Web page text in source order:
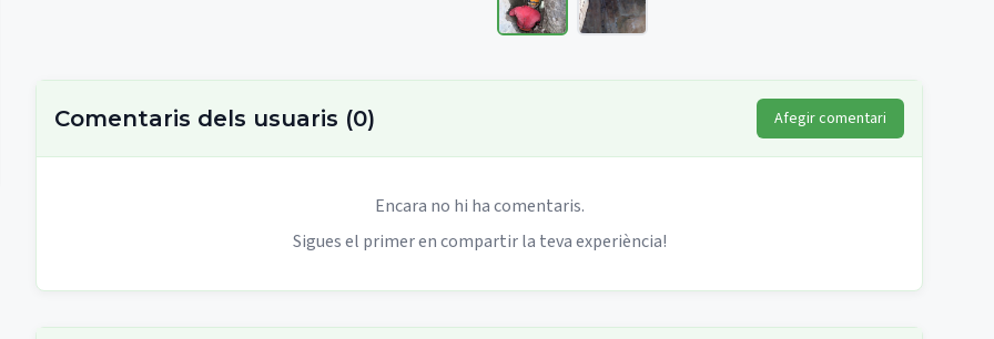
Comentaris dels usuaris (0) Afegir comentari
Encara no hi ha comentaris.
Sigues el primer en compartir la teva experiència!